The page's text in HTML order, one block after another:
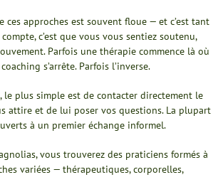
ces approches est souvent floue — et c’est tant
c’est que vous vous sentiez soutenu,
Parfois une thérapie commence là où
s’arrête. Parfois l’inverse.
le plus simple est de contacter directement le
attire et de lui poser vos questions. La plupart
à un premier échange informel.
vous trouverez des praticiens formés à
variées — thérapeutiques, corporelles,